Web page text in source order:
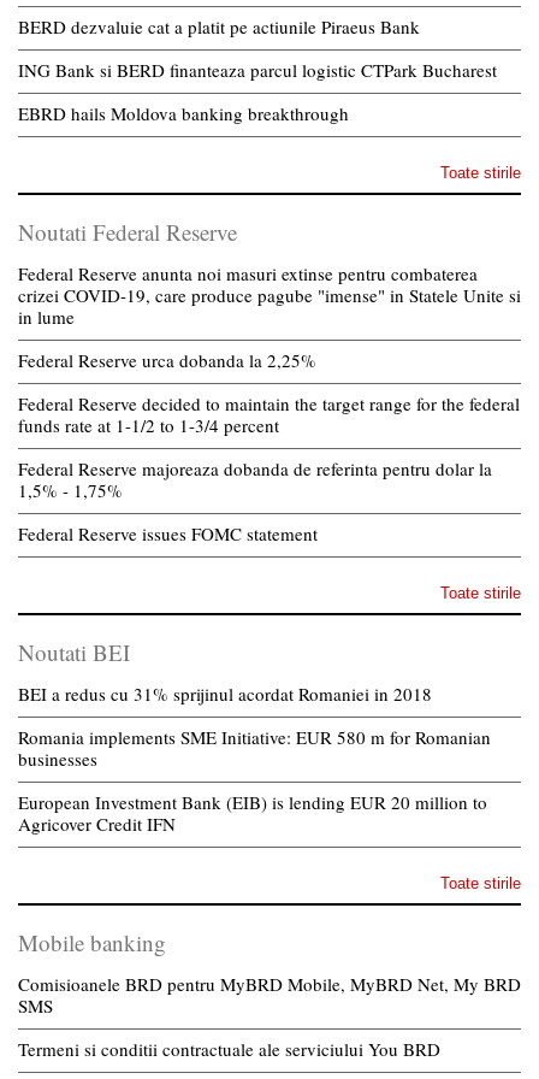
BERD dezvaluie cat a platit pe actiunile Piraeus Bank
ING Bank si BERD finanteaza parcul logistic CTPark Bucharest
EBRD hails Moldova banking breakthrough
Toate stirile
Noutati Federal Reserve
Federal Reserve anunta noi masuri extinse pentru combaterea
crizei COVID-19, care produce pagube "imense" in Statele Unite si
in lume
Federal Reserve urca dobanda la 2,25%
Federal Reserve decided to maintain the target range for the federal
funds rate at 1-1/2 to 1-3/4 percent
Federal Reserve majoreaza dobanda de referinta pentru dolar la
1,5% - 1,75%
Federal Reserve issues FOMC statement
Toate stirile
Noutati BEI
BEI a redus cu 31% sprijinul acordat Romaniei in 2018
Romania implements SME Initiative: EUR 580 m for Romanian
businesses
European Investment Bank (EIB) is lending EUR 20 million to
Agricover Credit IFN
Toate stirile
Mobile banking
Comisioanele BRD pentru MyBRD Mobile, MyBRD Net, My BRD
SMS
Termeni si conditii contractuale ale serviciului You BRD